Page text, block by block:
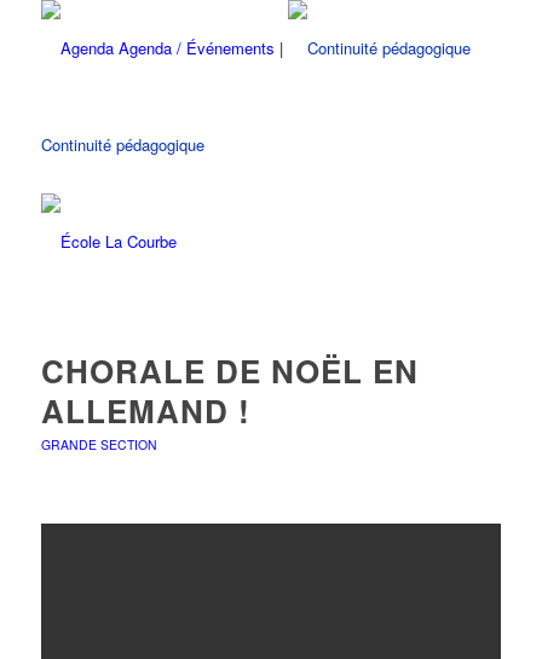
Agenda / Événements |
Continuité pédagogique
CHORALE DE NOËL EN
ALLEMAND !
GRANDE SECTION